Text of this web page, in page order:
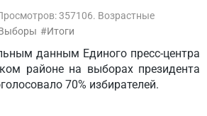
357106. Возрастные
Итоги
данным Единого пресс-центра
районе на выборах президента
70% избирателей.